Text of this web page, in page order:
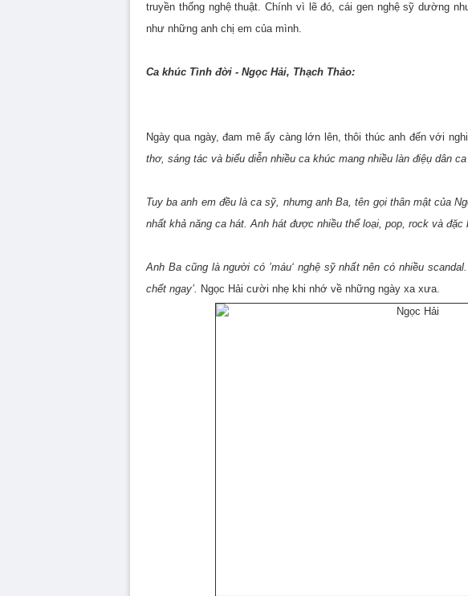
truyền thống nghệ thuật. Chính vì lẽ đó, cái gen nghệ sỹ dường
như những anh chị em của mình.
Ca khúc Tình đời - Ngọc Hải, Thạch Thảo:
Ngày qua ngày, đam mê ấy càng lớn lên, thôi thúc anh đến với
thơ, sáng tác và biểu diễn nhiều ca khúc mang nhiều làn điệụ dân
Tuy ba anh em đều là ca sỹ, nhưng anh Ba, tên gọi thân mật của
nhất khả năng ca hát. Anh hát được nhiều thể loại, pop, rock và đặc
Anh Ba cũng là người có ’máu‘ nghệ sỹ nhất nên có nhiều
chết ngay’. Ngọc Hải cười nhẹ khi nhớ về những ngày xa xưa.